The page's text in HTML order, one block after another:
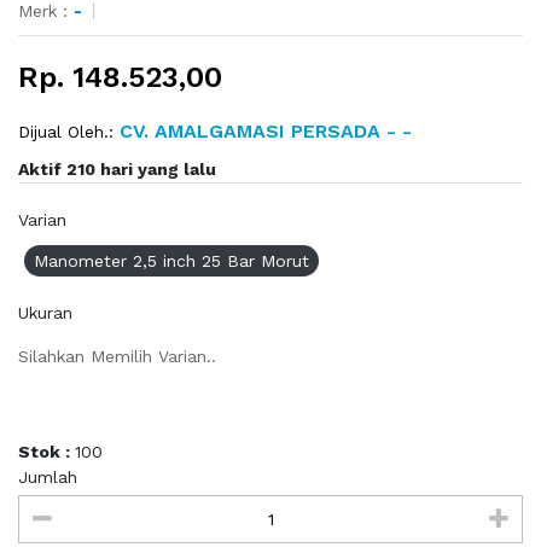
Merk : -
Rp. 148.523,00
Dijual Oleh.: CV. AMALGAMASI PERSADA - -
Aktif 210 hari yang lalu
Varian
Manometer 2,5 inch 25 Bar Morut
Ukuran
Silahkan Memilih Varian..
Stok : 100
Jumlah